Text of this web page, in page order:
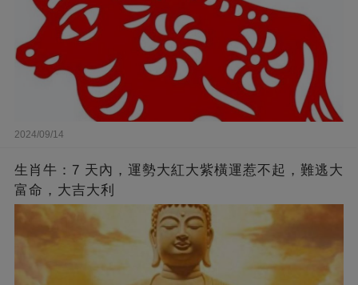
2024/09/14
生肖牛：7 天內，運勢大紅大紫橫運惹不起，難逃大
富命，大吉大利